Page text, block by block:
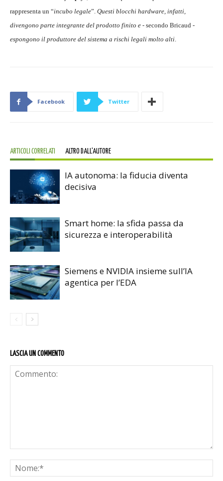
rappresenta un “incubo legale”. Questi blocchi hardware, infatti,
divengono parte integrante del prodotto finito e - secondo Bricaud -
espongono il produttore del sistema a rischi legali molto alti.
Facebook Twitter
ARTICOLI CORRELATI ALTRO DALL'AUTORE
IA autonoma: la fiducia diventa
decisiva
Smart home: la sfida passa da
sicurezza e interoperabilità
Siemens e NVIDIA insieme sull’IA
agentica per l’EDA
LASCIA UN COMMENTO